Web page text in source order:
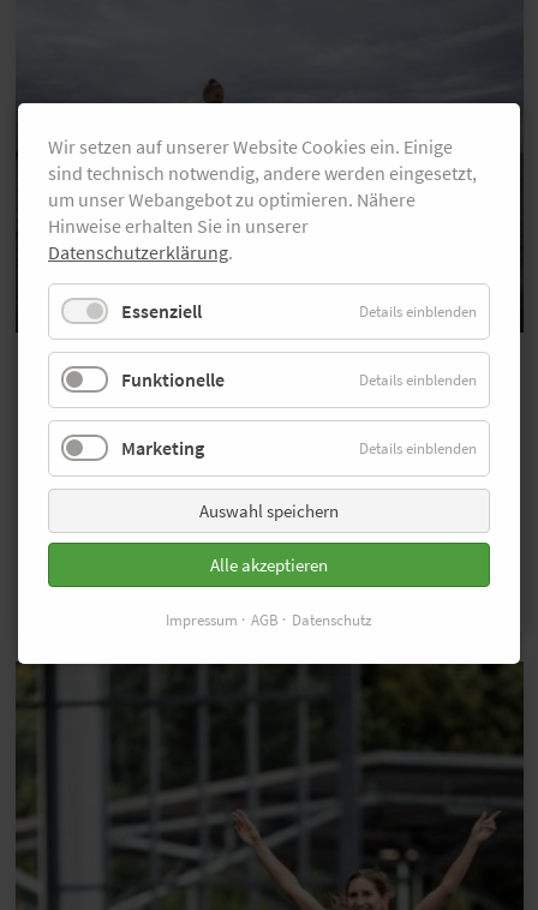
Wettlauf im Wattenmeer
Hol‘ dir deinen Freistart inklusive
Hotelübernachtung beim Red Bull
Wattlauf von Cuxhaven auf die
Insel Neuwerk
Bist du schneller als die Flut? Das kannst du am 20.
September beim Red Bull Wattlauf von Cuxhaven auf die
Insel Neuwerk unter Beweis stellen. Hier gibt es eine Reise
Wir setzen auf unserer Website Cookies ein. Einige
sind technisch notwendig, andere werden eingesetzt,
um unser Webangebot zu optimieren. Nähere
Hinweise erhalten Sie in unserer
Datenschutzerklärung.
Essenziell Details einblenden
Funktionelle Details einblenden
Marketing Details einblenden
Auswahl speichern
Alle akzeptieren
Impressum AGB Datenschutz